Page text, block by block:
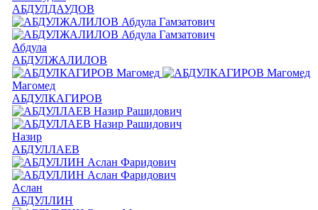
АБДУЛДАУДОВ
Абдула
АБДУЛЖАЛИЛОВ
Магомед
АБДУЛКАГИРОВ
Назир
АБДУЛЛАЕВ
Аслан
АБДУЛЛИН